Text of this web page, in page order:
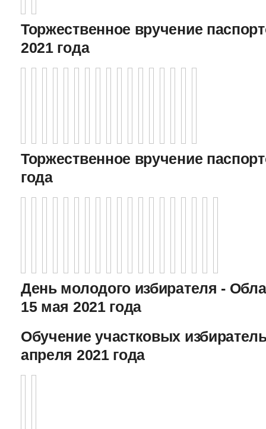
Торжественное вручение
2021 года
Торжественное вручение
года
День молодого избирателя -
15 мая 2021 года
Обучение участковых
апреля 2021 года